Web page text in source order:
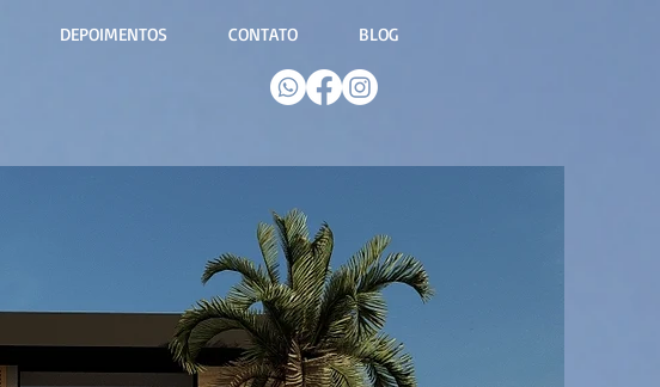
DEPOIMENTOS CONTATO BLOG